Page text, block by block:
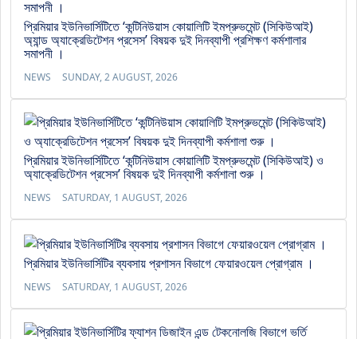
প্রিমিয়ার ইউনিভার্সিটিতে ‘কন্টিনিউয়াস কোয়ালিটি ইমপ্রুভমেন্ট (সিকিউআই)
অ্যান্ড অ্যাক্রেডিটেশন প্রসেস’ বিষয়ক দুই দিনব্যাপী প্রশিক্ষণ কর্মশালার
সমাপনী ।
NEWS SUNDAY, 2 AUGUST, 2026
প্রিমিয়ার ইউনিভার্সিটিতে ‘কন্টিনিউয়াস কোয়ালিটি ইমপ্রুভমেন্ট (সিকিউআই) ও
অ্যাক্রেডিটেশন প্রসেস’ বিষয়ক দুই দিনব্যাপী কর্মশালা শুরু ।
NEWS SATURDAY, 1 AUGUST, 2026
প্রিমিয়ার ইউনিভার্সিটির ব্যবসায় প্রশাসন বিভাগে ফেয়ারওয়েল প্রোগ্রাম ।
NEWS SATURDAY, 1 AUGUST, 2026